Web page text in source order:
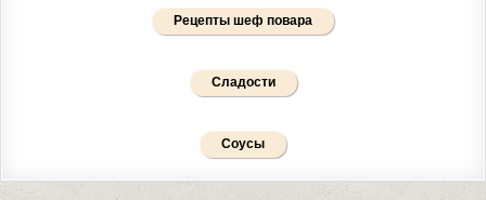
Рецепты шеф повара
Сладости
Соусы